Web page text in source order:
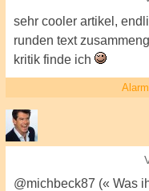
sehr cooler artikel,
runden text
kritik finde ich
Alarm
@michbeck87 (« Was